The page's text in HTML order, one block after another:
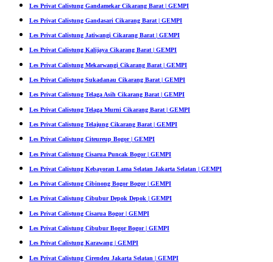
Les Privat Calistung Gandamekar Cikarang Barat | GEMPI
Les Privat Calistung Gandasari Cikarang Barat | GEMPI
Les Privat Calistung Jatiwangi Cikarang Barat | GEMPI
Les Privat Calistung Kalijaya Cikarang Barat | GEMPI
Les Privat Calistung Mekarwangi Cikarang Barat | GEMPI
Les Privat Calistung Sukadanau Cikarang Barat | GEMPI
Les Privat Calistung Telaga Asih Cikarang Barat | GEMPI
Les Privat Calistung Telaga Murni Cikarang Barat | GEMPI
Les Privat Calistung Telajung Cikarang Barat | GEMPI
Les Privat Calistung Citeureup Bogor | GEMPI
Les Privat Calistung Cisarua Puncak Bogor | GEMPI
Les Privat Calistung Kebayoran Lama Selatan Jakarta Selatan | GEMPI
Les Privat Calistung Cibinong Bogor Bogor | GEMPI
Les Privat Calistung Cibubur Depok Depok | GEMPI
Les Privat Calistung Cisarua Bogor | GEMPI
Les Privat Calistung Cibubur Bogor Bogor | GEMPI
Les Privat Calistung Karawang | GEMPI
Les Privat Calistung Cirendeu Jakarta Selatan | GEMPI